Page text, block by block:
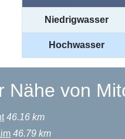
Niedrigwasser
Hochwasser
Nähe von
46.16 km
46.79 km